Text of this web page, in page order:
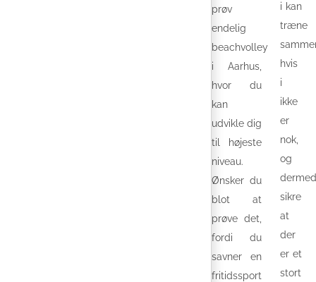
prøv
endelig
beachvolley
i Aarhus,
hvor du
kan
udvikle dig
til højeste
niveau.
Ønsker du
blot at
prøve det,
fordi du
savner en
fritidssport
i kan
træne
hvis
i
ikke
er
nok,
og
dermed
sikre
at
der
er et
stort